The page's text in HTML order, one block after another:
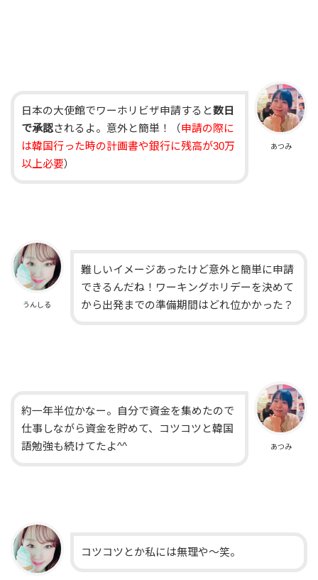
あつみ
日本の大使館でワーホリビザ申請すると数日
で承認されるよ。意外と簡単！（申請の際に
は韓国行った時の計画書や銀行に残高が30万
以上必要）
うんしる
難しいイメージあったけど意外と簡単に申請
できるんだね！ワーキングホリデーを決めて
から出発までの準備期間はどれ位かかった？
あつみ
約一年半位かなー。自分で資金を集めたので
仕事しながら資金を貯めて、コツコツと韓国
語勉強も続けてたよ^^
コツコツとか私には無理や〜笑。